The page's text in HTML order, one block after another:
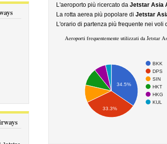
L'aeroporto più ricercato da Jetstar Asia
La rotta aerea più popolare di Jetstar
L'orario di partenza più frequente nei voli
Aeroporti frequentemente utilizzati da Jetstar
BKK
DPS
SIN
HKT
HKG
KUL
34.5%
33.3%